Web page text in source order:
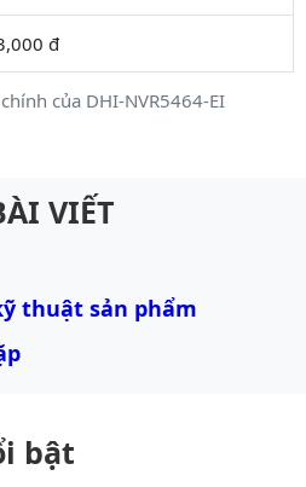
của DHI-NVR5464-EI
đ
phẩm
VIẾT
thuật sản phẩm
bật